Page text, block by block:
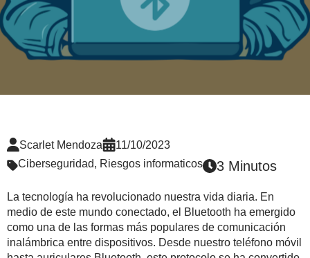
Scarlet Mendoza
11/10/2023
Ciberseguridad, Riesgos informaticos 3 Minutos
La tecnología ha revolucionado nuestra vida diaria. En
medio de este mundo conectado, el Bluetooth ha emergido
como una de las formas más populares de comunicación
inalámbrica entre dispositivos. Desde nuestro teléfono móvil